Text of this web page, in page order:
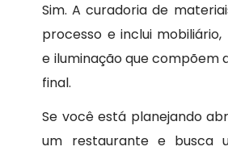
Sim. A curadoria de
processo e inclui
e iluminação que compõem
final.
Se você está planejando
um restaurante e busca